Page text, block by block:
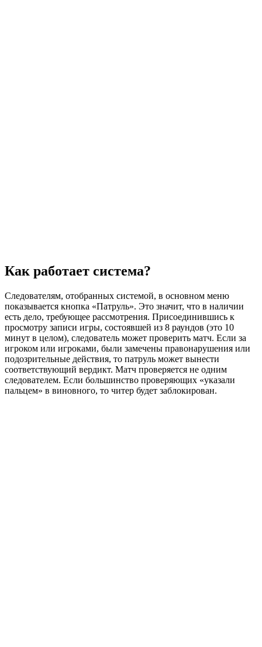
Как работает система?
Следователям, отобранных системой, в основном меню
показывается кнопка «Патруль». Это значит, что в наличии
есть дело, требующее рассмотрения. Присоединившись к
просмотру записи игры, состоявшей из 8 раундов (это 10
минут в целом), следователь может проверить матч. Если за
игроком или игроками, были замечены правонарушения или
подозрительные действия, то патруль может вынести
соответствующий вердикт. Матч проверяется не одним
следователем. Если большинство проверяющих «указали
пальцем» в виновного, то читер будет заблокирован.